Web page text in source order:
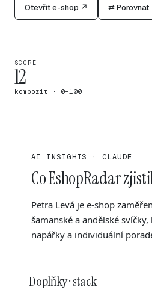
Otevřít e-shop ↗ ⇄ Porovnat
SCORE
12
kompozit · 0–100
AI INSIGHTS · CLAUDE
Co EshopRadar
Petra Levá je e-shop
šamanské a andělské
napářky a individuální
Doplňky · stack